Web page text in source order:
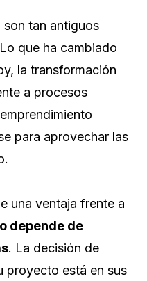
son tan antiguos
que ha cambiado
la transformación
a procesos
para aprovechar las
una ventaja frente a
depende de
. La decisión de
proyecto está en sus